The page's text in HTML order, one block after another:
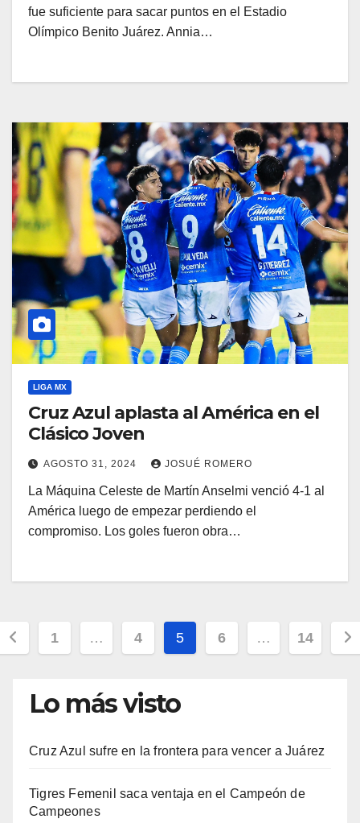
fue suficiente para sacar puntos en el Estadio
Olímpico Benito Juárez. Annia…
LIGA MX
Cruz Azul aplasta al América en el
Clásico Joven
AGOSTO 31, 2024 JOSUÉ ROMERO
La Máquina Celeste de Martín Anselmi venció 4-1 al
América luego de empezar perdiendo el
compromiso. Los goles fueron obra…
1 … 4 5 6 … 14
Lo más visto
Cruz Azul sufre en la frontera para vencer a Juárez
Tigres Femenil saca ventaja en el Campeón de
Campeones